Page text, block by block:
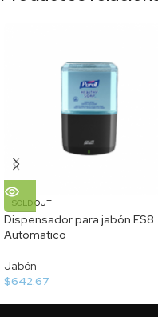
SOLD OUT
Dispensador para jabón ES8
Automatico
Jabón
$642.67